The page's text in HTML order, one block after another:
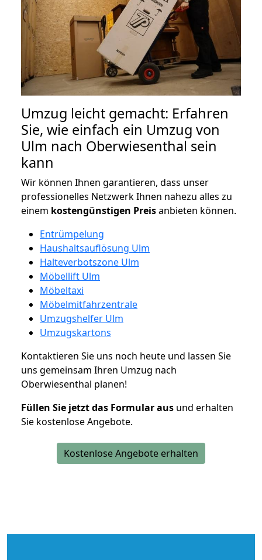
Umzug leicht gemacht: Erfahren
Sie, wie einfach ein Umzug von
Ulm nach Oberwiesenthal sein
kann
Wir können Ihnen garantieren, dass unser
professionelles Netzwerk Ihnen nahezu alles zu
einem kostengünstigen Preisanbieten können.
Entrümpelung
Haushaltsauflösung Ulm
Halteverbotszone Ulm
Möbellift Ulm
Möbeltaxi
Möbelmitfahrzentrale
Umzugshelfer Ulm
Umzugskartons
Kontaktieren Sie uns noch heute und lassen Sie
uns gemeinsam Ihren Umzug nach
Oberwiesenthal planen!
Füllen Sie jetzt das Formular aus und erhalten
Sie kostenlose Angebote.
Kostenlose Angebote erhalten